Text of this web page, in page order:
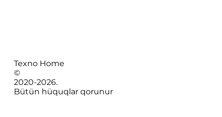
Texno Home
©
2020-2026.
Bütün hüquqlar qorunur